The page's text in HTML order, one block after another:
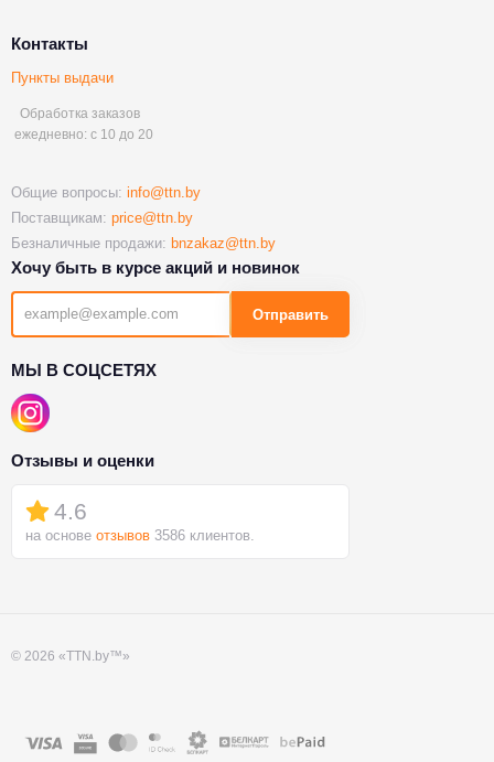
Контакты
Пункты выдачи
Обработка заказов
ежедневно: с 10 до 20
Общие вопросы: info@ttn.by
Поставщикам: price@ttn.by
Безналичные продажи: bnzakaz@ttn.by
Хочу быть в курсе акций и новинок
Отправить
МЫ В СОЦСЕТЯХ
Отзывы и оценки
4.6
на основе отзывов 3586 клиентов.
© 2026 «TTN.by™»